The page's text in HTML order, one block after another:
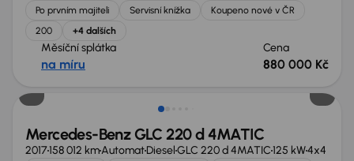
Po prvním majiteli Servisní knížka
Koupeno nové v ČR
200
+4 dalších
Měsíční splátka
na míru
Cena
880 000 Kč
Mercedes-Benz GLC 220 d 4MATIC
2017158 012 kmAutomatDieselGLC 220 d 4MATIC125 kW4x4